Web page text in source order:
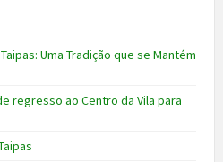
Uma Tradição que se Mantém
regresso ao Centro da Vila para